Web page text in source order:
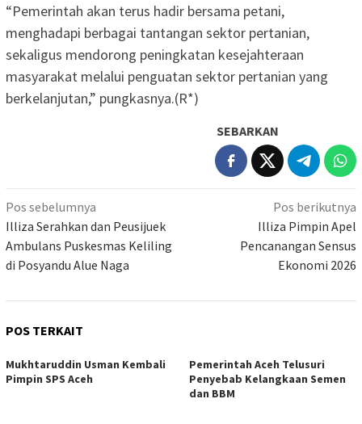
“Pemerintah akan terus hadir bersama petani,
menghadapi berbagai tantangan sektor pertanian,
sekaligus mendorong peningkatan kesejahteraan
masyarakat melalui penguatan sektor pertanian yang
berkelanjutan,” pungkasnya.(R*)
SEBARKAN
Navigasi
pos
Pos sebelumnya
Illiza Serahkan dan Peusijuek
Ambulans Puskesmas Keliling
di Posyandu Alue Naga
Pos berikutnya
Illiza Pimpin Apel
Pencanangan Sensus
Ekonomi 2026
POS TERKAIT
Mukhtaruddin Usman Kembali
Pimpin SPS Aceh
Pemerintah Aceh Telusuri
Penyebab Kelangkaan Semen
dan BBM